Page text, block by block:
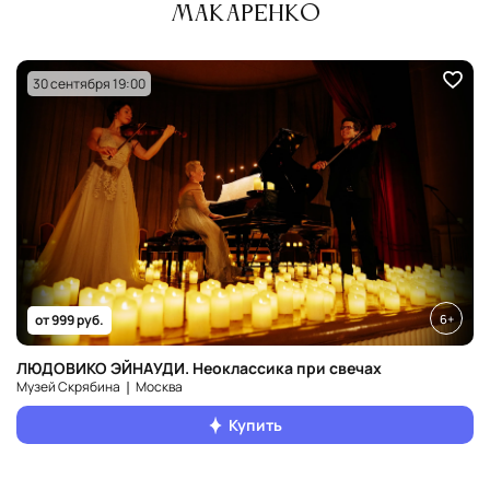
Макаренко
30 сентября 19:00
от 999 руб. 6+
ЛЮДОВИКО ЭЙНАУДИ. Неоклассика при свечах
Музей Скрябина ❘ Москва
Купить